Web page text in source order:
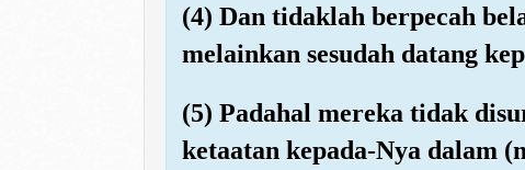
(4) Dan tidaklah berpecah
melainkan sesudah datang
(5) Padahal mereka tidak
ketaatan kepada-Nya dalam